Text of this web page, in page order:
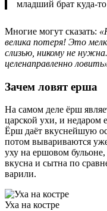
младший брат куда-
Многие могут сказать:
велика потеря! Это
слизью, никому не
целенаправленно
Зачем ловят ерша
На самом деле ёрш
царской ухи, и недаром
Ёрш даёт вкуснейшую
потом вывариваются
уху на ершовом
вкусна и сытна по
варили.
Уха на костре